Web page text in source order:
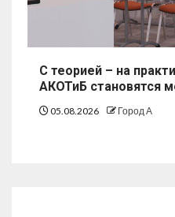
С теорией – на
АКОТиБ становятся
05.08.2026 Город А